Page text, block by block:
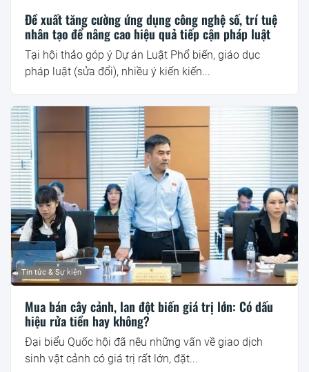
Đề xuất tăng cường ứng dụng công nghệ số, trí tuệ
nhân tạo để nâng cao hiệu quả tiếp cận pháp luật
Tại hội thảo góp ý Dự án Luật Phổ biến, giáo dục
pháp luật (sửa đổi), nhiều ý kiến kiến...
Tin tức & Sự kiện
Mua bán cây cảnh, lan đột biến giá trị lớn: Có dấu
hiệu rửa tiền hay không?
Đại biểu Quốc hội đã nêu những vấn về giao dịch
sinh vật cảnh có giá trị rất lớn, đặt...